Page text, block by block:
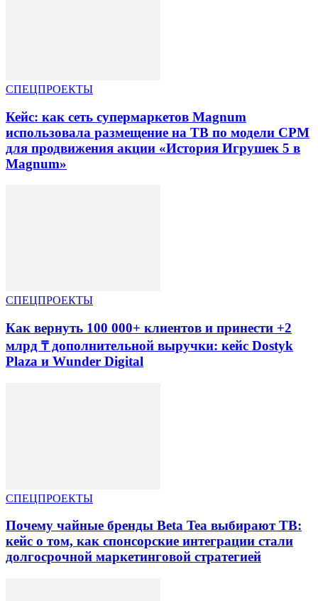
СПЕЦПРОЕКТЫ
Кейс: как сеть супермаркетов Magnum
использовала размещение на ТВ по модели CPM
для продвижения акции «История Игрушек 5 в
Magnum»
СПЕЦПРОЕКТЫ
Как вернуть 100 000+ клиентов и принести +2
млрд ₸ дополнительной выручки: кейс Dostyk
Plaza и Wunder Digital
СПЕЦПРОЕКТЫ
Почему чайные бренды Beta Tea выбирают ТВ:
кейс о том, как спонсорские интеграции стали
долгосрочной маркетинговой стратегией